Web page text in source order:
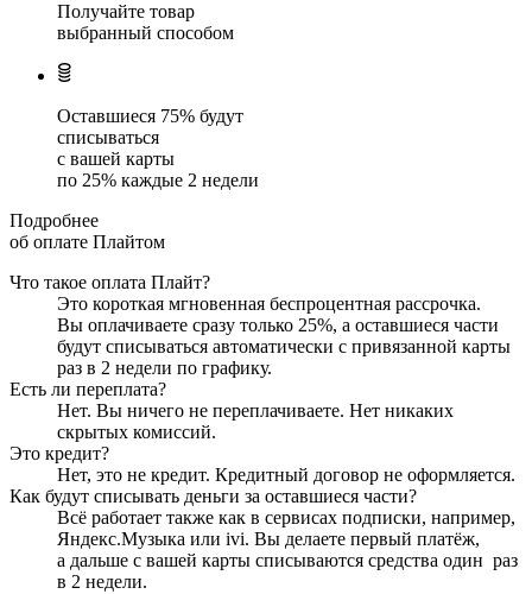
Получайте товар
выбранный способом
Оставшиеся 75% будут
списываться
с вашей карты
по 25% каждые 2 недели
Подробнее
об оплате Плайтом
Что такое оплата Плайт?
Это короткая мгновенная беспроцентная рассрочка.
Вы оплачиваете сразу только 25%, а оставшиеся части
будут списываться автоматически с привязанной карты
раз в 2 недели по графику.
Есть ли переплата?
Нет. Вы ничего не переплачиваете. Нет никаких
скрытых комиссий.
Это кредит?
Нет, это не кредит. Кредитный договор не оформляется.
Как будут списывать деньги за оставшиеся части?
Всё работает также как в сервисах подписки, например,
Яндекс.Музыка или ivi. Вы делаете первый платёж,
а дальше с вашей карты списываются средства один раз
в 2 недели.